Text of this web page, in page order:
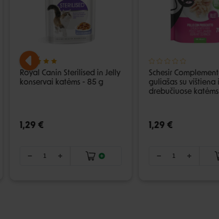
Royal Canin Sterilised in Jelly
konservai katėms - 85 g
1,29 €
Schesir
guliašas su vištiena
drebučiuose
1,29 €